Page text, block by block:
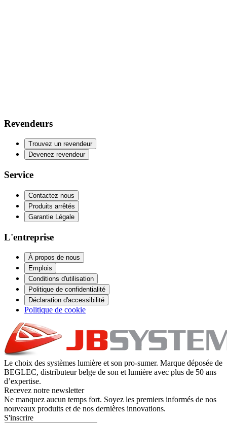
Revendeurs
Trouvez un revendeur
Devenez revendeur
Service
Contactez nous
Produits arrêtés
Garantie Légale
L'entreprise
À propos de nous
Emplois
Conditions d'utilisation
Politique de confidentialité
Déclaration d'accessibilité
Politique de cookie
Le choix des systèmes lumière et son pro-sumer. Marque déposée de
BEGLEC, distributeur belge de son et lumière avec plus de 50 ans
d’expertise.
Recevez notre newsletter
Ne manquez aucun temps fort. Soyez les premiers informés de nos
nouveaux produits et de nos dernières innovations.
S'inscrire